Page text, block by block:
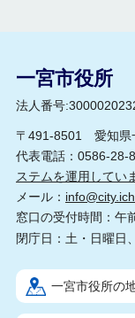
一宮市役所
法人番号
〒491-8501 愛知県
代表電話：0586-28-
ステムを運用してい
メール：
窓口の受付時間：午
閉庁日：土・日曜日
一宮市役所の